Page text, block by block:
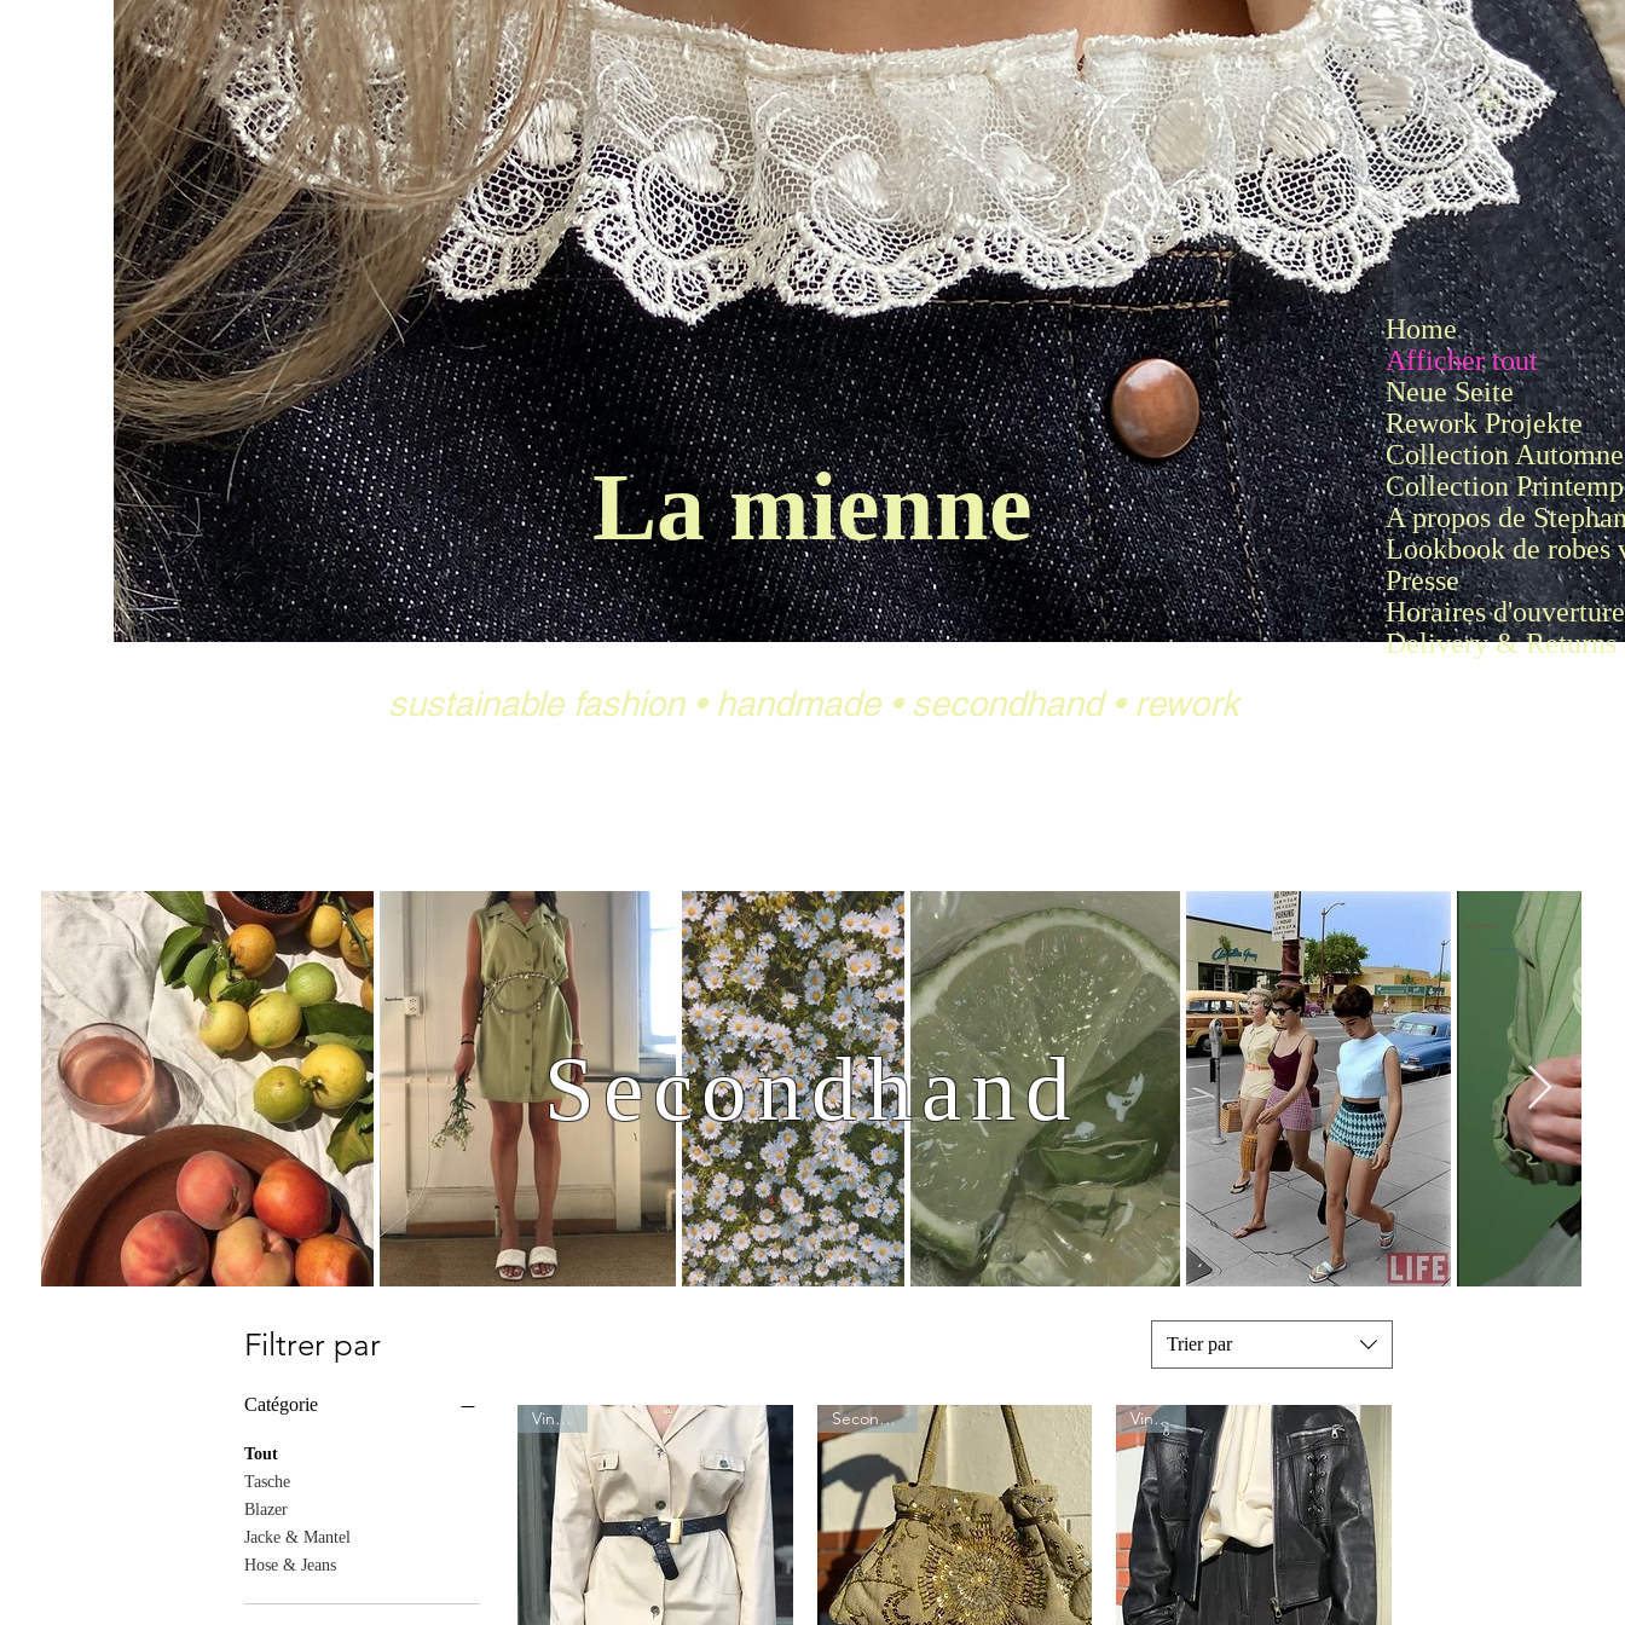
Se connecter
La mienne
sustainable fashion •handmade• secondhand • rework
Home
Afficher tout
Neue Seite
Rework Projekte
Collection
Collection
A propos de
Lookbook de robes
Presse
Horaires
Delivery & Returns
Secondhand
Filtrer par
Catégorie
Tout
Tasche
Blazer
Jacke & Mantel
Hose & Jeans
Trier par
Vintage Secondhand Vintage